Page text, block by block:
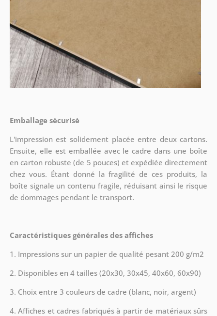
Emballage sécurisé
L'impression est solidement placée entre deux cartons.
Ensuite, elle est emballée avec le cadre dans une boîte
en carton robuste (de 5 pouces) et expédiée directement
chez vous. Étant donné la fragilité de ces produits, la
boîte signale un contenu fragile, réduisant ainsi le risque
de dommages pendant le transport.
Caractéristiques générales des affiches
1. Impressions sur un papier de qualité pesant 200 g/m2
2. Disponibles en 4 tailles (20x30, 30x45, 40x60, 60x90)
3. Choix entre 3 couleurs de cadre (blanc, noir, argent)
4. Affiches et cadres fabriqués à partir de matériaux sûrs